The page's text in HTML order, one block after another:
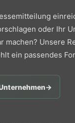
oder Ihr
machen? Unsere
ein passendes
→